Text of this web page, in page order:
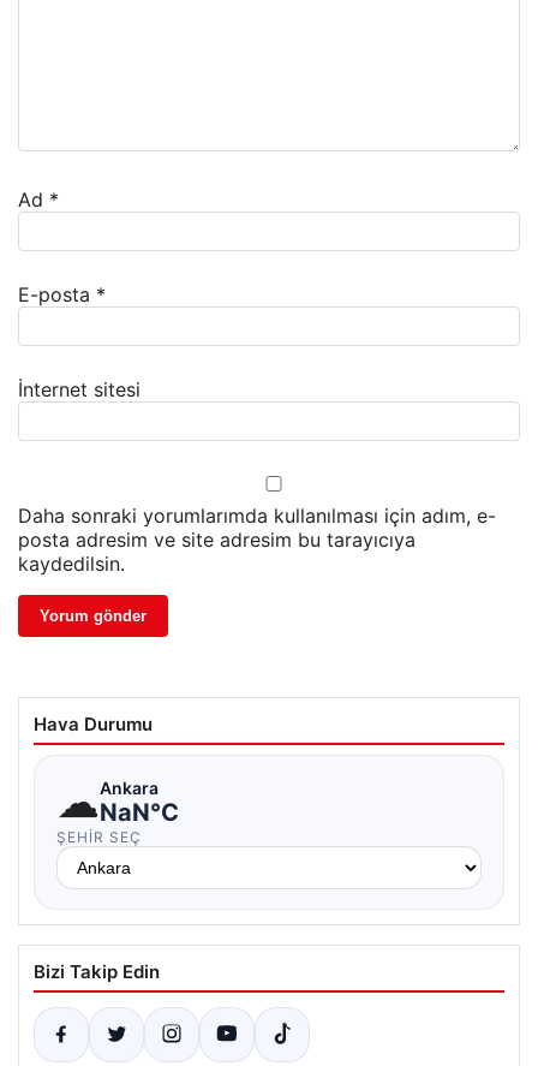
Ad *
E-posta *
İnternet sitesi
Daha sonraki yorumlarımda kullanılması için adım, e-
posta adresim ve site adresim bu tarayıcıya
kaydedilsin.
Hava Durumu
☁Ankara
NaN°C
ŞEHIR SEÇ
Bizi Takip Edin